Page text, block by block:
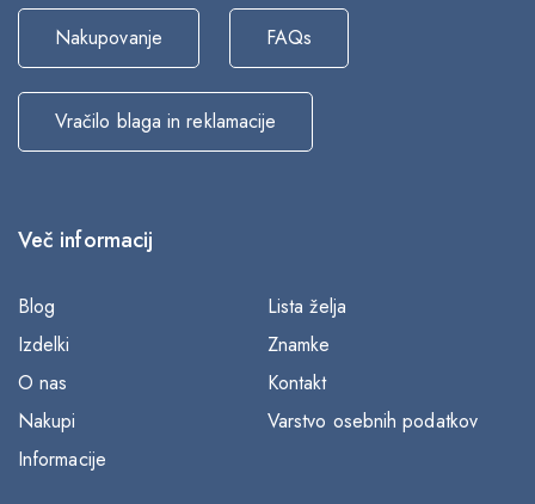
Nakupovanje FAQs
Vračilo blaga in reklamacije
Več informacij
Blog
Lista želja
Izdelki
Znamke
O nas
Kontakt
Nakupi
Varstvo osebnih podatkov
Informacije